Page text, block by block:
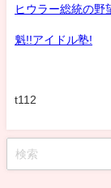
ヒウラー総統の野
魁!!アイドル塾!
t112